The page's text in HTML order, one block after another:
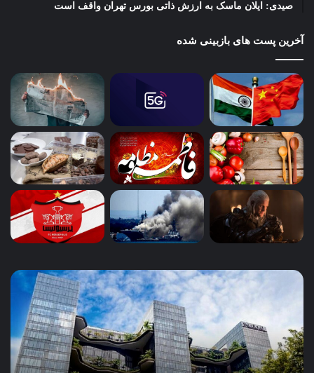
صیدی: ایلان ماسک به ارزش ذاتی بورس تهران واقف است
آخرین پست های بازبینی شده
ساخت
گامی
به
سوی